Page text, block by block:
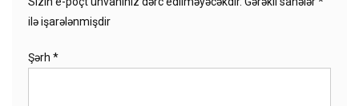
ilə işarələnmişdir
Şərh *